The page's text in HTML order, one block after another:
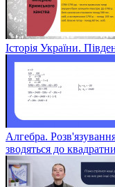
Історія України.
Алгебра.
зводяться до